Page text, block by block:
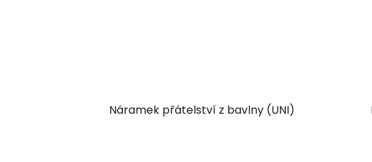
Náramek přátelství z bavlny (UNI)